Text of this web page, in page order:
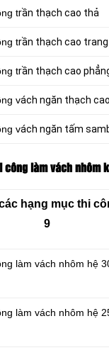
trần thạch cao thả
trần thạch cao
trần thạch cao
vách ngăn thạch cao
vách ngăn tấm
công làm vách nhôm
hạng mục thi
9
làm vách nhôm hệ
làm vách nhôm hệ